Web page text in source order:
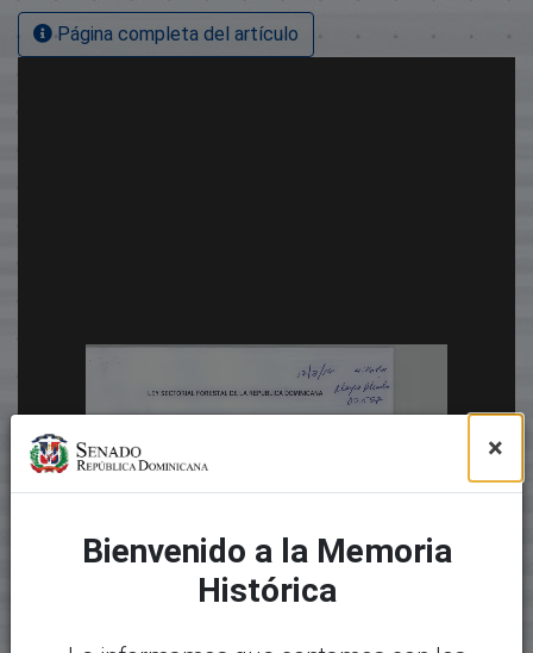
Página completa del artículo
×
Bienvenido a la Memoria
Histórica